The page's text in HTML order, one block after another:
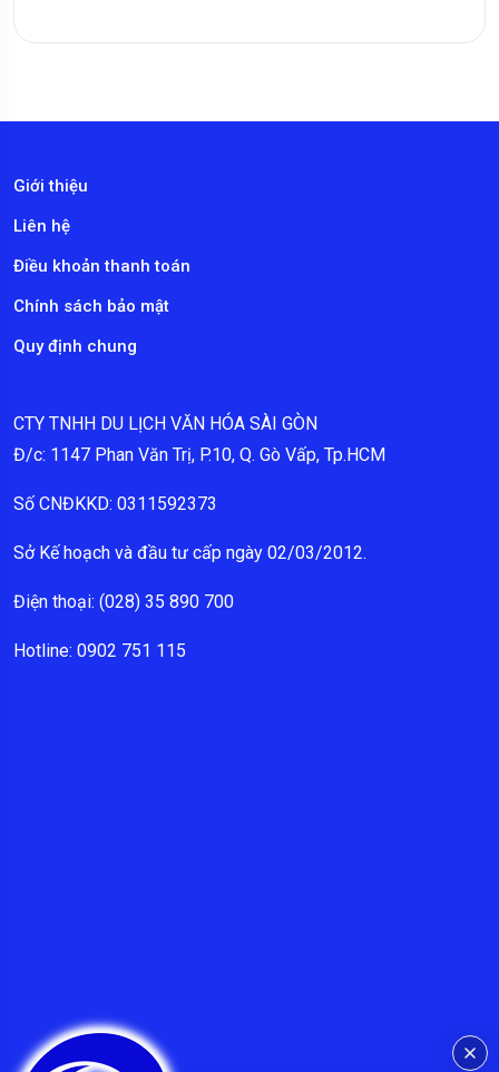
Giới thiệu
Liên hệ
Điều khoản thanh toán
Chính sách bảo mật
Quy định chung
CTY TNHH DU LỊCH VĂN HÓA SÀI GÒN
Đ/c: 1147 Phan Văn Trị, P.10, Q. Gò Vấp, Tp.HCM
Số CNĐKKD: 0311592373
Sở Kế hoạch và đầu tư cấp ngày 02/03/2012.
Điện thoại: (028) 35 890 700
Hotline: 0902 751 115